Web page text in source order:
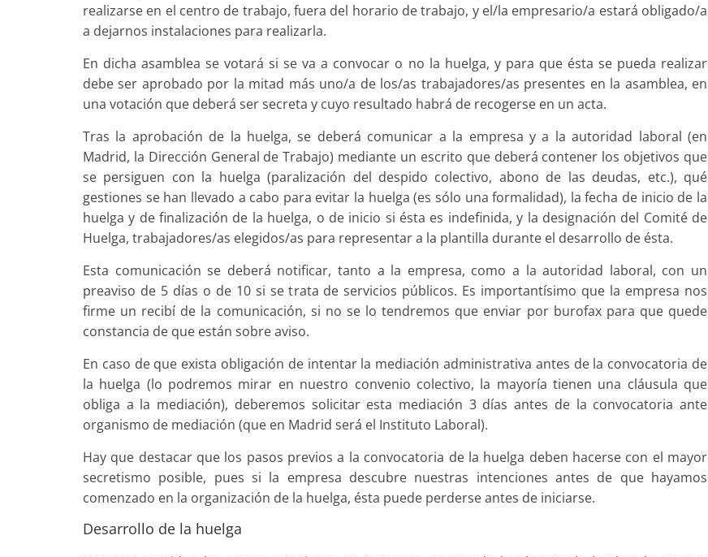
realizarse en el centro de trabajo, fuera del horario de trabajo, y el/la empresario/a estará obligado/a
a dejarnos instala­ciones para realizarla.
En dicha asamblea se votará si se va a convocar o no la huelga, y para que ésta se pueda realizar
debe ser aprobado por la mitad más uno/a de los/as trabajado­res/as presentes en la asam­blea, en
una votación que deberá ser secreta y cuyo resultado habrá de recoger­se en un acta.
Tras la aprobación de la huelga, se deberá comuni­car a la empresa y a la auto­ridad laboral (en
Madrid, la Dirección General de Tra­bajo) mediante un escrito que deberá contener los objetivos que
se persiguen con la huelga (paralización del despido colectivo, abo­no de las deudas, etc.), qué
gestiones se han llevado a cabo para evitar la huelga (es sólo una formalidad), la fecha de inicio de la
huelga y de finalización de la huelga, o de inicio si ésta es indefinida, y la designación del Comité de
Huelga, trabajadores/as elegidos/as para representar a la plantilla durante el desarrollo de ésta.
Esta comunicación se deberá notificar, tanto a la empresa, como a la autoridad laboral, con un
preaviso de 5 días o de 10 si se trata de servicios públicos. Es importantísimo que la empresa nos
firme un recibí de la comunicación, si no se lo tendremos que enviar por buro­fax para que quede
constancia de que están sobre aviso.
En caso de que exista obligación de intentar la mediación admi­nistrativa antes de la convocatoria de
la huelga (lo podremos mirar en nuestro convenio colectivo, la mayoría tienen una cláusula que
obliga a la mediación), deberemos solicitar esta mediación 3 días antes de la convocatoria ante
organismo de mediación (que en Madrid será el Instituto Laboral).
Hay que destacar que los pasos previos a la convocatoria de la huel­ga deben hacerse con el mayor
secretismo posible, pues si la empresa descubre nuestras intenciones antes de que hayamos
comenzado en la organización de la huelga, ésta puede perderse antes de iniciarse.
Desarrollo de la huelga